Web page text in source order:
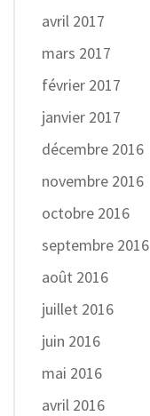
avril 2017
mars 2017
février 2017
janvier 2017
décembre 2016
novembre 2016
octobre 2016
septembre 2016
août 2016
juillet 2016
juin 2016
mai 2016
avril 2016